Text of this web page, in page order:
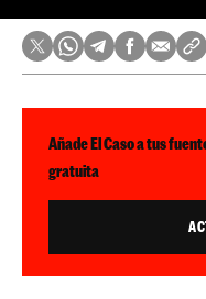
Añade El Caso a tus
gratuita